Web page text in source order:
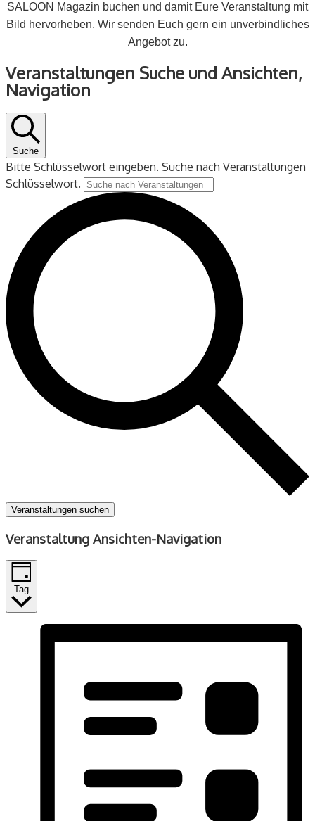
SALOON Magazin buchen und damit Eure Veranstaltung mit
Bild hervorheben. Wir senden Euch gern ein unverbindliches
Angebot zu.
Veranstaltungen
für
Oktober
2025
Veranstaltungen Suche und Ansichten,
Navigation
Suche
Bitte Schlüsselwort eingeben. Suche nach Veranstaltungen
Schlüsselwort.
Veranstaltungen suchen
Veranstaltung Ansichten-Navigation
Tag